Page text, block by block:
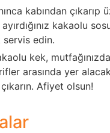
kabından çıkarıp
kakaolu
edin.
kek,
arasında yer
Afiyet olsun!